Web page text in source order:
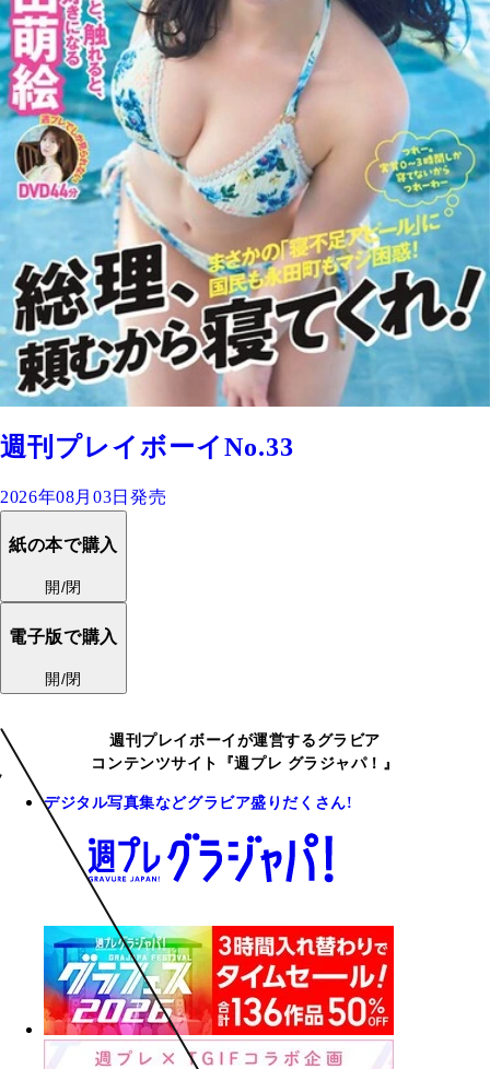
週刊プレイボーイNo.33
2026年08月03日発売
紙の本で購入
開/閉
電子版で購入
開/閉
週刊プレイボーイが運営するグラビア
コンテンツサイト『週プレ グラジャパ！』
デジタル写真集などグラビア盛りだくさん!